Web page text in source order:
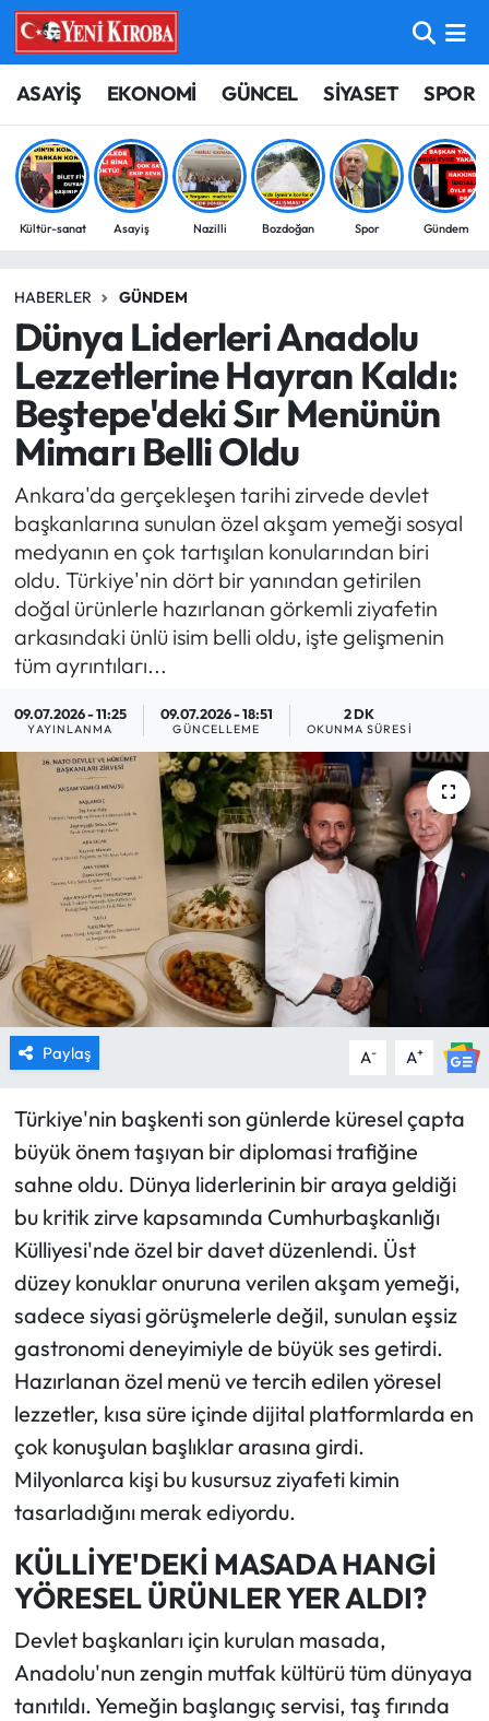
ASAYİŞ EKONOMİ GÜNCEL SİYASET SPOR
Kültür-sanat Asayiş Nazilli Bozdoğan Spor Gündem
HABERLER GÜNDEM
Dünya Liderleri Anadolu
Lezzetlerine Hayran Kaldı:
Beştepe'deki Sır Menünün
Mimarı Belli Oldu
Ankara'da gerçekleşen tarihi zirvede devlet
başkanlarına sunulan özel akşam yemeği sosyal
medyanın en çok tartışılan konularından biri
oldu. Türkiye'nin dört bir yanından getirilen
doğal ürünlerle hazırlanan görkemli ziyafetin
arkasındaki ünlü isim belli oldu, işte gelişmenin
tüm ayrıntıları...
09.07.2026 - 11:25
YAYINLANMA
09.07.2026 - 18:51
GÜNCELLEME
2 DK
OKUNMA SÜRESI
Paylaş A- A+
Türkiye'nin başkenti son günlerde küresel çapta
büyük önem taşıyan bir diplomasi trafiğine
sahne oldu. Dünya liderlerinin bir araya geldiği
bu kritik zirve kapsamında Cumhurbaşkanlığı
Külliyesi'nde özel bir davet düzenlendi. Üst
düzey konuklar onuruna verilen akşam yemeği,
sadece siyasi görüşmelerle değil, sunulan eşsiz
gastronomi deneyimiyle de büyük ses getirdi.
Hazırlanan özel menü ve tercih edilen yöresel
lezzetler, kısa süre içinde dijital platformlarda en
çok konuşulan başlıklar arasına girdi.
Milyonlarca kişi bu kusursuz ziyafeti kimin
tasarladığını merak ediyordu.
KÜLLİYE'DEKİ MASADA HANGİ
YÖRESEL ÜRÜNLER YER ALDI?
Devlet başkanları için kurulan masada,
Anadolu'nun zengin mutfak kültürü tüm dünyaya
tanıtıldı. Yemeğin başlangıç servisi, taş fırında
ASAYİŞ
BİLİM-TEKNOLOJİ
ÇEVRE
EĞİTİM
EKONOMİ
GÜNCEL
GÜNDEM
MAGAZİN
SAĞLIK
SİYASET
TARIM
TURİZM
YAŞAM
RESMİ İLANLAR
HABER İLAN
Aydın Nöbetçi Eczaneler
Aydın Hava Durumu
Aydin Namaz Vakitleri
Süper Lig Puan Durumu ve Fikstür
Tüm Manşetler
Son Dakika Haberleri
Haber Arşivi